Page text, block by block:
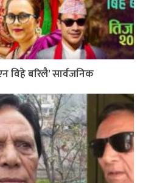
विहे बरिलै’ सार्वजनिक